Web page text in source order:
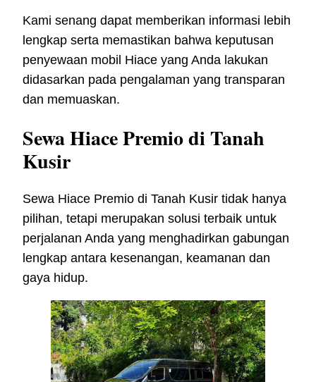
Kami senang dapat memberikan informasi lebih
lengkap serta memastikan bahwa keputusan
penyewaan mobil Hiace yang Anda lakukan
didasarkan pada pengalaman yang transparan
dan memuaskan.
Sewa Hiace Premio di Tanah
Kusir
Sewa Hiace Premio di Tanah Kusir tidak hanya
pilihan, tetapi merupakan solusi terbaik untuk
perjalanan Anda yang menghadirkan gabungan
lengkap antara kesenangan, keamanan dan
gaya hidup.